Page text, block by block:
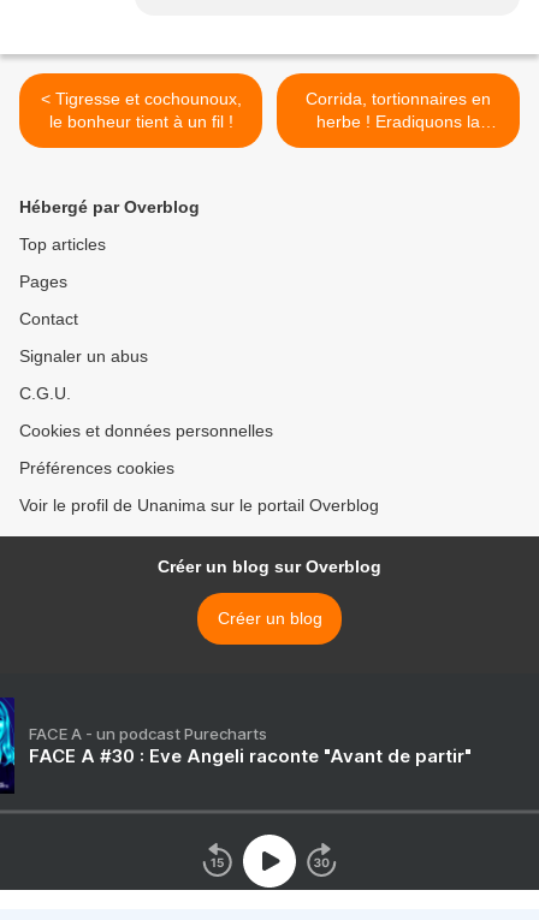
< Tigresse et cochounoux,
le bonheur tient à un fil !
Corrida, tortionnaires en
herbe ! Eradiquons la
graine ! >
Hébergé par Overblog
Top articles
Pages
Contact
Signaler un abus
C.G.U.
Cookies et données personnelles
Préférences cookies
Voir le profil de Unanima sur le portail Overblog
Créer un blog sur Overblog
Créer un blog
FACE A - un podcast Purecharts
FACE A #30 : Eve Angeli raconte "Avant de partir"